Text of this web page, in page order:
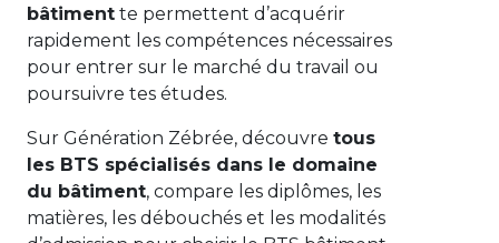
bâtiment te permettent d’acquérir
rapidement les compétences nécessaires
pour entrer sur le marché du travail ou
poursuivre tes études.
Sur Génération Zébrée, découvre tous
les BTS spécialisés dans le domaine
du bâtiment, compare les diplômes, les
matières, les débouchés et les modalités